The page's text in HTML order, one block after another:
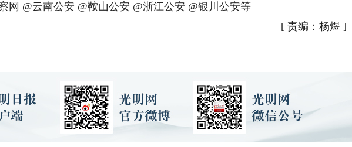
@云南公安 @鞍山公安 @浙江公安 @银川公安等
[ 责编：杨煜 ]